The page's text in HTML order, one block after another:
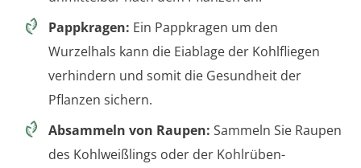
Pappkragen: Ein Pappkragen um den
Wurzelhals kann die Eiablage der Kohlfliegen
verhindern und somit die Gesundheit der
Pflanzen sichern.
Absammeln von Raupen: Sammeln Sie Raupen
des Kohlweißlings oder der Kohlrüben-